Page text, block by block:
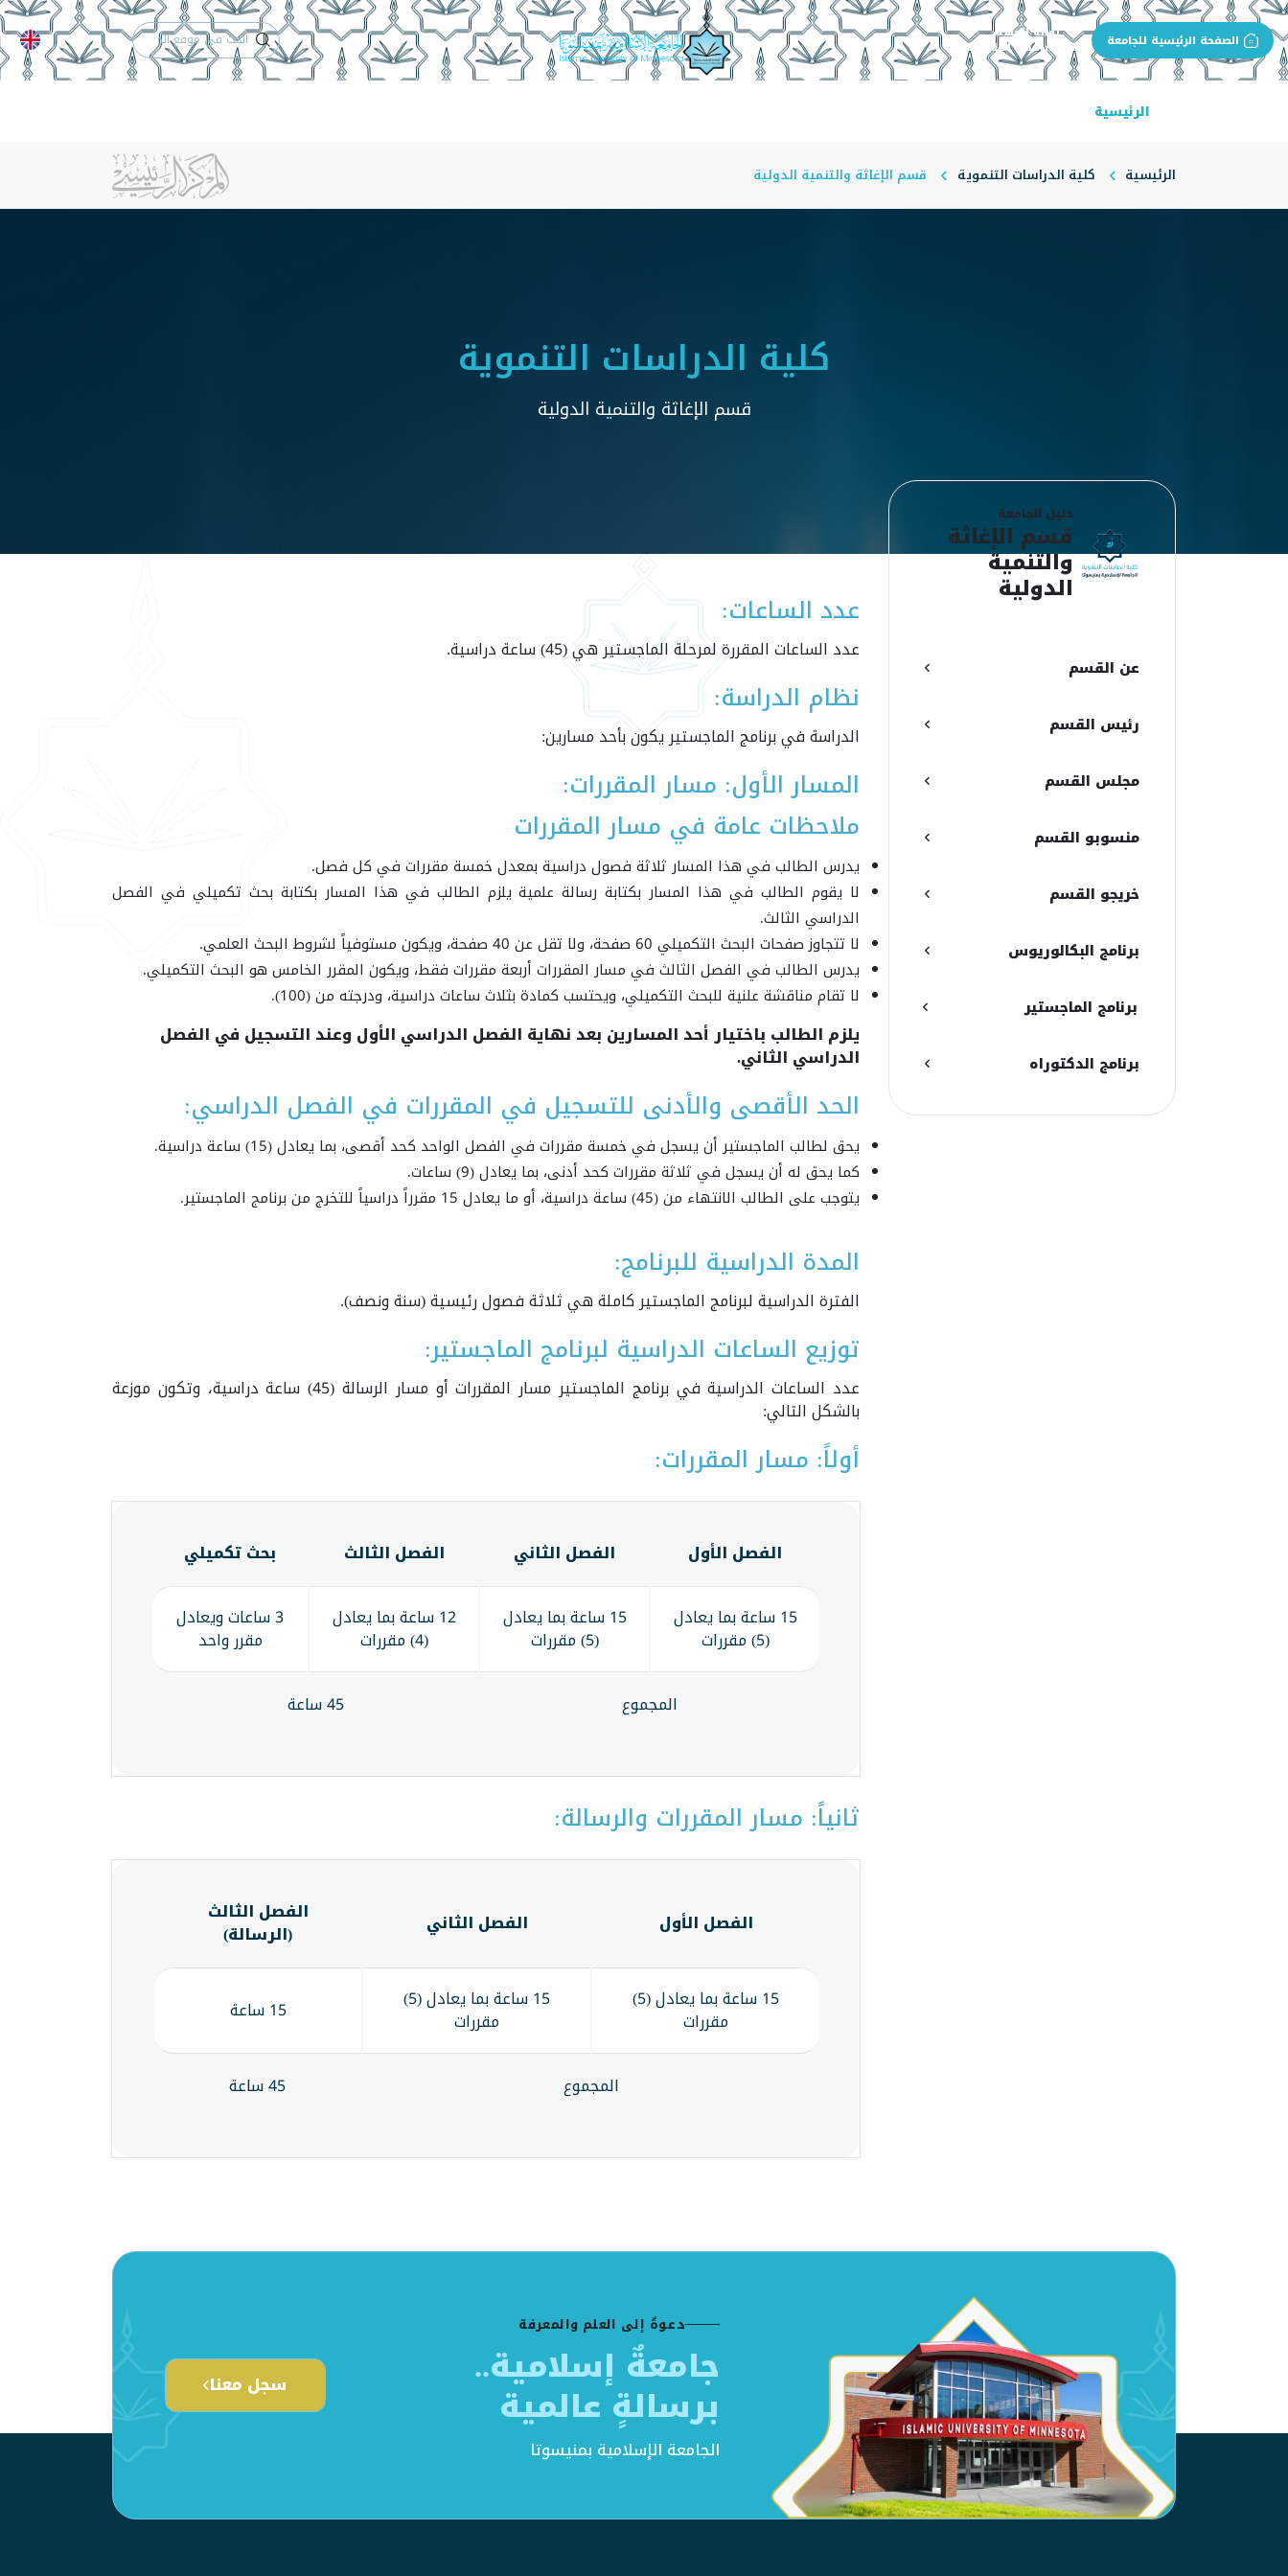
الصفحة الرئيسية للجامعة بوابة الجهة
كلية الدراسات التنموية الدعم الفنيالتقويم الجامعي
الرئيسية
الرئيسية كلية الدراسات التنموية قسم الإغاثة والتنمية الدولية
كلية الدراسات التنموية
قسم الإغاثة والتنمية الدولية
دليل الجامعة
قسم الإغاثة
والتنمية
الدولية
عن القسم
رئيس القسم
مجلس القسم
منسوبو القسم
خريجو القسم
برنامج البكالوريوس
برنامج الماجستير
برنامج الدكتوراه
عدد الساعات:
عدد الساعات المقررة لمرحلة الماجستير هي (45) ساعة دراسية.
نظام الدراسة:
الدراسة في برنامج الماجستير يكون بأحد مسارين:
المسار الأول: مسار المقررات:
ملاحظات عامة في مسار المقررات
يدرس الطالب في هذا المسار ثلاثة فصول دراسية بمعدل خمسة مقررات في كل فصل.
لا يقوم الطالب في هذا المسار بكتابة رسالة علمية يلزم الطالب في هذا المسار بكتابة بحث تكميلي في الفصل
الدراسي الثالث.
لا تتجاوز صفحات البحث التكميلي 60 صفحة، ولا تقل عن 40 صفحة، ويكون مستوفياً لشروط البحث العلمي.
يدرس الطالب في الفصل الثالث في مسار المقررات أربعة مقررات فقط، ويكون المقرر الخامس هو البحث التكميلي.
لا تقام مناقشة علنية للبحث التكميلي، ويحتسب كمادة بثلاث ساعات دراسية، ودرجته من (100).
يلزم الطالب باختيار أحد المسارين بعد نهاية الفصل الدراسي الأول وعند التسجيل في الفصل
الدراسي الثاني.
الحد الأقصى والأدنى للتسجيل في المقررات في الفصل الدراسي:
يحق لطالب الماجستير أن يسجل في خمسة مقررات في الفصل الواحد كحد أقصى، بما يعادل (15) ساعة دراسية.
كما يحق له أن يسجل في ثلاثة مقررات كحد أدنى، بما يعادل (9) ساعات.
يتوجب على الطالب الانتهاء من (45) ساعة دراسية، أو ما يعادل 15 مقرراً دراسياً للتخرج من برنامج الماجستير.
المدة الدراسية للبرنامج:
الفترة الدراسية لبرنامج الماجستير كاملة هي ثلاثة فصول رئيسية (سنة ونصف).
توزيع الساعات الدراسية لبرنامج الماجستير:
عدد الساعات الدراسية في برنامج الماجستير مسار المقررات أو مسار الرسالة (45) ساعة دراسية، وتكون موزعة
بالشكل التالي:
أولاً: مسار المقررات:
الفصل الأول الفصل الثاني الفصل الثالث بحث تكميلي
15 ساعة بما يعادل
(5) مقررات
15 ساعة بما يعادل
(5) مقررات
12 ساعة بما يعادل
(4) مقررات
3 ساعات ويعادل
مقرر واحد
المجموع 45 ساعة
ثانياً: مسار المقررات والرسالة:
الفصل الأول الفصل الثاني الفصل الثالث
(الرسالة)
15 ساعة بما يعادل (5)
مقررات
15 ساعة بما يعادل (5)
مقررات 15 ساعة
المجموع 45 ساعة
دعوةٌ إلى العلم والمعرفة
جامعةٌ إسلامية..
برسالةٍ عالمية
الجامعة الإسلامية بمنيسوتا
سجل معنا